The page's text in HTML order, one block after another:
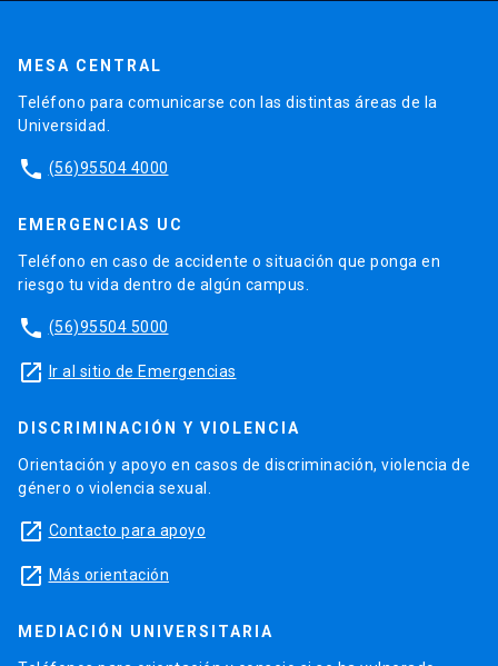
MESA CENTRAL
Teléfono para comunicarse con las distintas áreas de la
Universidad.
phone (56)95504 4000
EMERGENCIAS UC
Teléfono en caso de accidente o situación que ponga en
riesgo tu vida dentro de algún campus.
phone (56)95504 5000
launch Ir al sitio de Emergencias
DISCRIMINACIÓN Y VIOLENCIA
Orientación y apoyo en casos de discriminación, violencia de
género o violencia sexual.
launch Contacto para apoyo
launch Más orientación
MEDIACIÓN UNIVERSITARIA